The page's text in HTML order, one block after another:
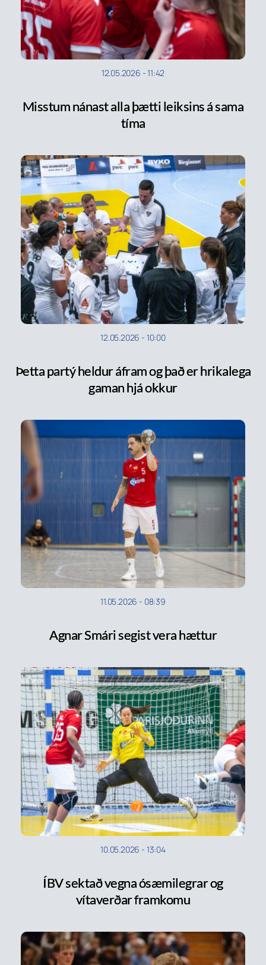
12.05.2026 -11:42
Misstum nánast alla þætti leiksins á sama
tíma
12.05.2026 - 10:00
Þetta partý heldur áfram og það er hrikalega
gaman hjá okkur
11.05.2026 - 08:39
Agnar Smári segist vera hættur
10.05.2026 - 13:04
ÍBV sektað vegna ósæmilegrar og
vítaverðar framkomu